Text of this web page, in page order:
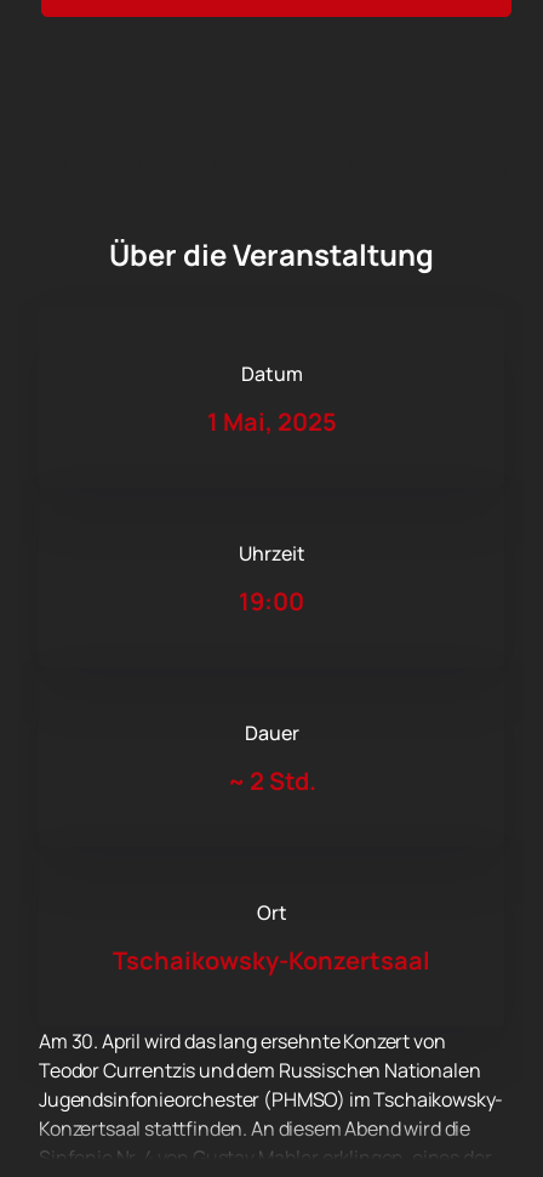
Über die Veranstaltung
Datum
1 Mai, 2025
Uhrzeit
19:00
Dauer
~ 2 Std.
Ort
Tschaikowsky-Konzertsaal
Am 30. April wird das lang ersehnte Konzert von
Teodor Currentzis und dem Russischen Nationalen
Jugendsinfonieorchester (PHMSO) im Tschaikowsky-
Konzertsaal stattfinden. An diesem Abend wird die
Sinfonie Nr. 4 von Gustav Mahler erklingen, eines der